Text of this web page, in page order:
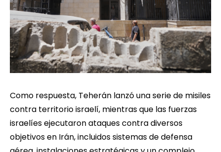
Como respuesta, Teherán lanzó una serie de misiles
contra territorio israelí, mientras que las fuerzas
israelíes ejecutaron ataques contra diversos
objetivos en Irán, incluidos sistemas de defensa